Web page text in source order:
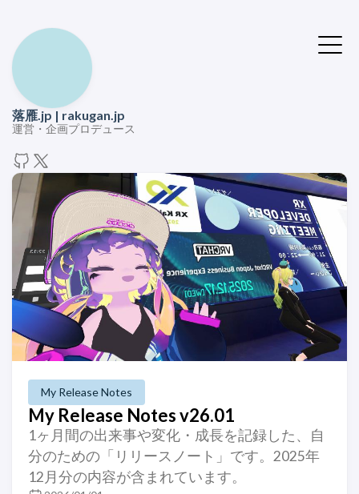
落雁.jp | rakugan.jp
運営・企画プロデュース
My Release Notes
My Release Notes v26.01
1ヶ月間の出来事や変化・成長を記録した、自
分のための「リリースノート」です。2025年
12月分の内容が含まれています。